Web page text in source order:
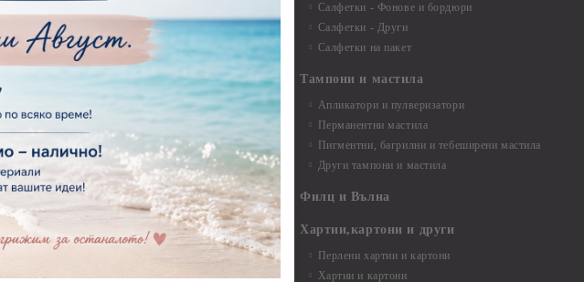
3D Повдигащи квадратчета и
Магнити
Фото ъгли
Макраме
Макраме Основи - до 6,00 см
Макраме Основи - 7,00 - 15,00 см
Макраме Основи - над 15,00 см
Макраме - Други материали
Салфетки - Фонове и бордюри
Салфетки - Други
Салфетки на пакет
Тампони и мастила
Апликатори и пулверизатори
Перманентни мастила
Пигментни, багрилни и тебеширени мастила
Други тампони и мастила
Филц и Вълна
Хартии,картони и други
Перлени хартии и картони
Хартии и картони